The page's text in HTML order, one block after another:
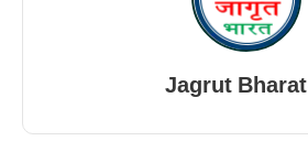
Jagrut Bharat